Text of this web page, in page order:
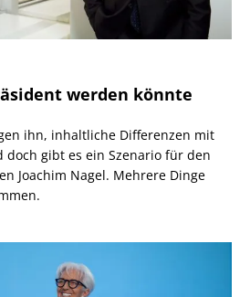
werden könnte
ihn, inhaltliche Differenzen mit
doch gibt es ein Szenario für den
Joachim Nagel. Mehrere Dinge